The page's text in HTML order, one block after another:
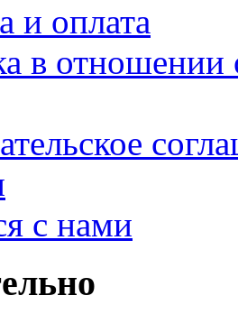
и оплата
в отношении
с нами